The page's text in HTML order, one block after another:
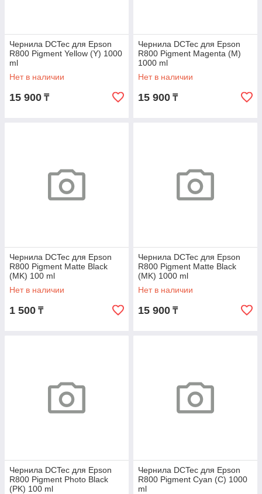
Чернила DCTec для Epson
R800 Pigment Yellow (Y) 1000
ml
Нет в наличии
15 900 ₸
Чернила DCTec для Epson
R800 Pigment Magenta (M)
1000 ml
Нет в наличии
15 900 ₸
Чернила DCTec для Epson
R800 Pigment Matte Black
(MK) 100 ml
Нет в наличии
1 500 ₸
Чернила DCTec для Epson
R800 Pigment Matte Black
(MK) 1000 ml
Нет в наличии
15 900 ₸
Чернила DCTec для Epson
R800 Pigment Photo Black
(PK) 100 ml
Чернила DCTec для Epson
R800 Pigment Cyan (C) 1000
ml